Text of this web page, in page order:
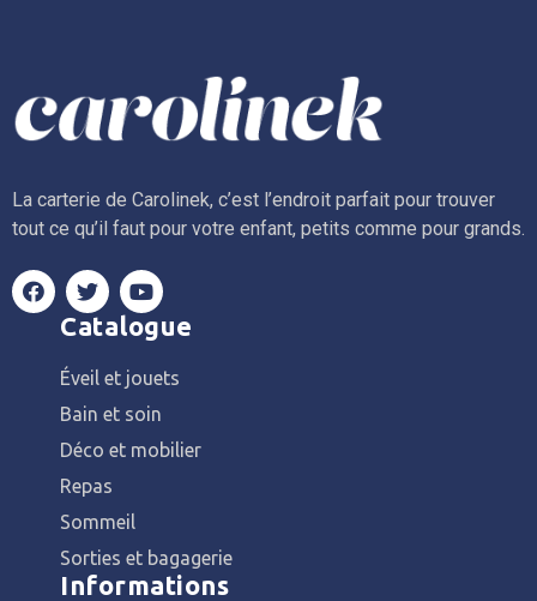
La carterie de Carolinek, c’est l’endroit parfait pour trouver
tout ce qu’il faut pour votre enfant, petits comme pour grands.
Catalogue
Éveil et jouets
Bain et soin
Déco et mobilier
Repas
Sommeil
Sorties et bagagerie
Informations